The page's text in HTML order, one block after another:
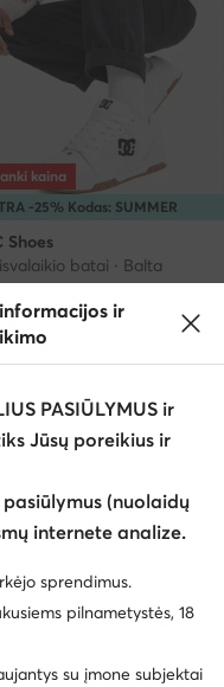
-25% Kodas: SUMMER
kaina
Shoes
batai · Balta
kaina55,99 €
-15% Kodas: SUMMER
ir
PASIŪLYMUS ir
Jūsų poreikius ir
(nuolaidų
internete analize.
sprendimus.
pilnametystės, 18
su įmone subjektai